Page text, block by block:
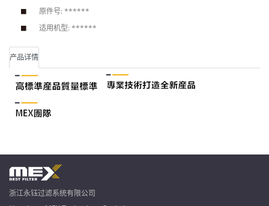
原件号: ******
适用机型: ******
产品详情
浙江永钰过滤系统有限公司